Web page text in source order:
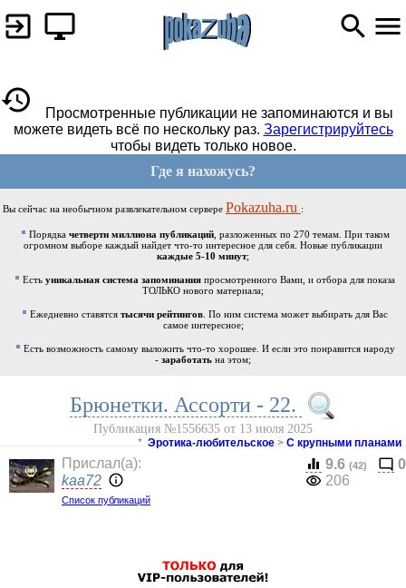
Просмотренные публикации не запоминаются и вы
можете видеть всё по нескольку раз. Зарегистрируйтесь
чтобы видеть только новое.
Где я нахожусь?
Вы сейчас на необычном развлекательном сервере Pokazuha.ru :
Порядка четверти миллиона публикаций, разложенных по 270 темам. При таком
огромном выборе каждый найдет что-то интересное для себя. Новые публикации
каждые 5-10 минут;
Есть уникальная система запоминания просмотренного Вами, и отбора для показа
ТОЛЬКО нового материала;
Ежедневно ставятся тысячи рейтингов . По ним система может выбирать для Вас
самое интересное;
Есть возможность самому выложить что-то хорошее. И если это понравится народу
- заработать на этом;
Брюнетки. Ассорти - 22.
Публикация №1556635 от 13 июля 2025
* Эротика-любительское > С крупными планами
Прислал(a):
kaa72
Список публикаций
9.6 (42)
0
206